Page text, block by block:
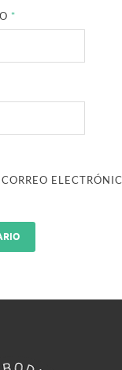
*